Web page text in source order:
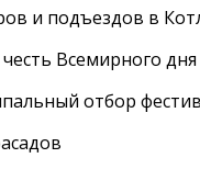
и подъездов в
Всемирного дня
отбор